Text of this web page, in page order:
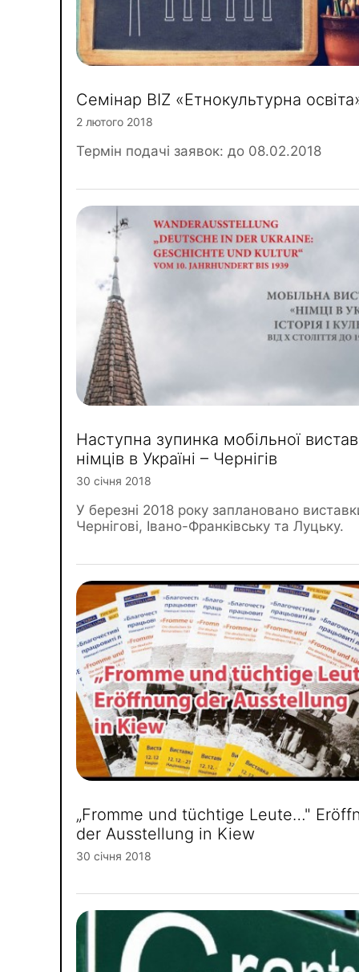
Семінар BIZ «Етнокультурна
2 лютого 2018
Термін подачі заявок: до 08.02.2018
Наступна зупинка мобільної
німців в Україні – Чернігів
30 січня 2018
У березні 2018 року заплановано
Чернігові, Івано-Франківську та Луцьку.
„Fromme und tüchtige Leute…"
der Ausstellung in Kiew
30 січня 2018